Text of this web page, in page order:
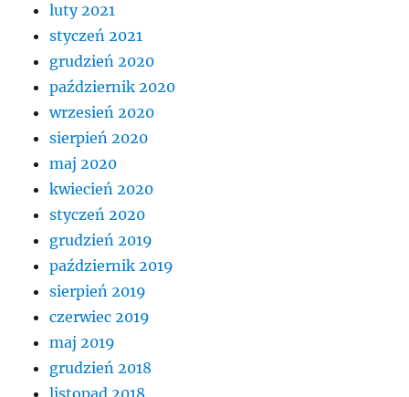
luty 2021
styczeń 2021
grudzień 2020
październik 2020
wrzesień 2020
sierpień 2020
maj 2020
kwiecień 2020
styczeń 2020
grudzień 2019
październik 2019
sierpień 2019
czerwiec 2019
maj 2019
grudzień 2018